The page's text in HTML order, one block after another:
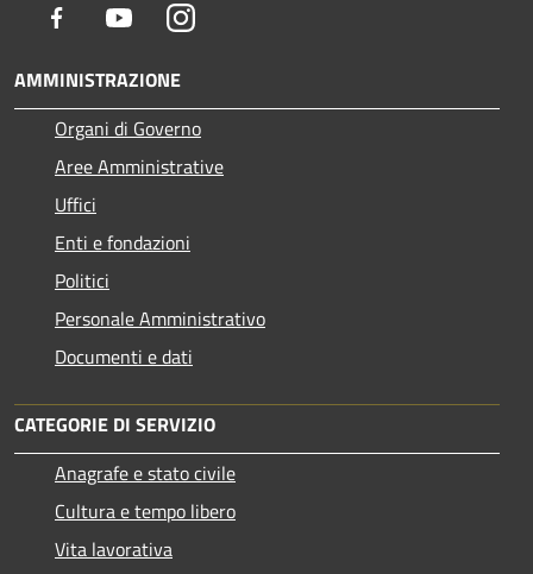
Facebook YoutubeInstagram
AMMINISTRAZIONE
Organi di Governo
Aree Amministrative
Uffici
Enti e fondazioni
Politici
Personale Amministrativo
Documenti e dati
CATEGORIE DI SERVIZIO
Anagrafe e stato civile
Cultura e tempo libero
Vita lavorativa